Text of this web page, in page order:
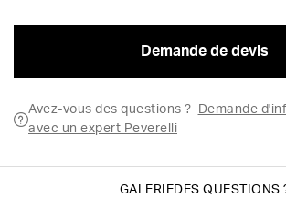
Demande de devis
Avez-vous des questions ? Demande
avec un expert Peverelli
GALERIEDES QUESTIONS